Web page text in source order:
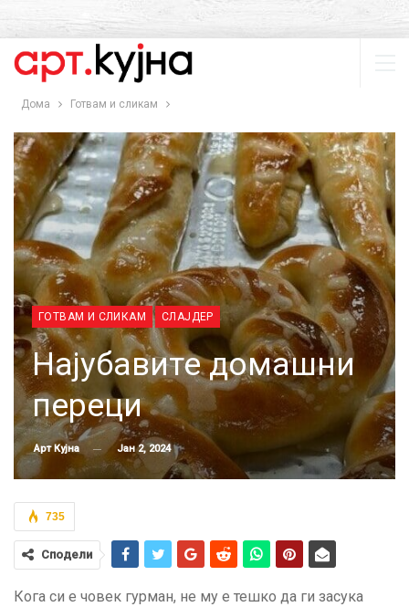
Дома Готвам и сликам
ГОТВАМ И СЛИКАМ СЛАЈДЕР
Најубавите домашни
переци
Арт Кујна Јан 2, 2024
735
Сподели
Кога си е човек гурман, не му е тешко да ги засука